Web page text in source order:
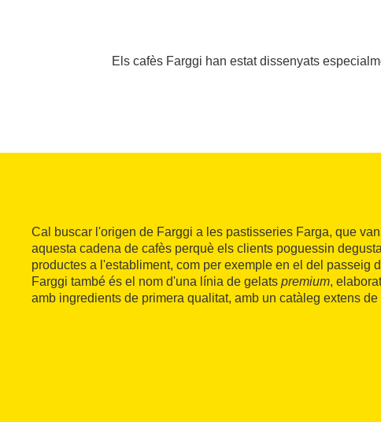
Els cafès Farggi han estat dissenyats
Cal buscar l'origen de Farggi a les pastisseries Farga, que
aquesta cadena de cafès perquè els clients poguessin
productes a l'establiment, com per exemple en el del passeig
Farggi també és el nom d'una línia de gelats premium,
amb ingredients de primera qualitat, amb un catàleg extens de